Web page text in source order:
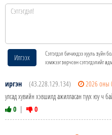
Илгээх
Сэтгэгдэл бичихдээ хууль зүйн
хэмжээг зөрчсөн сэтгэгдэлийг
иргэн (43.228.129.134)
2026 оны
улсад хувийн хэвшилд ажилласан түүх юу ч
0 | 0